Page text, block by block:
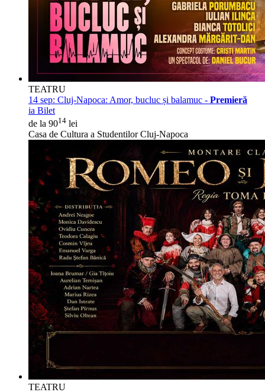
TEATRU
14 sep: Cluj-Napoca: Amor, bucluc și balamuc - Premieră
ia Bilet
de la 9014 lei
Casa de Cultura a Studentilor Cluj-Napoca
TEATRU